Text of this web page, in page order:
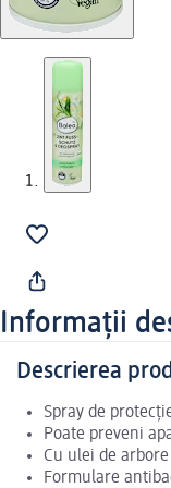
Informații
Descrierea
Spray de
Poate preveni
Cu ulei de
Formulare